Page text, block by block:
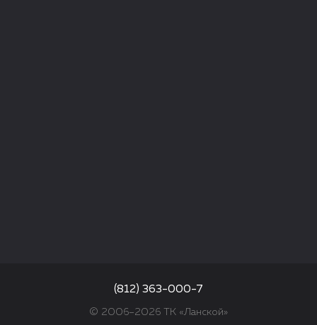
© 2006–2026 ТК «Ланской»
(812) 363-000-7